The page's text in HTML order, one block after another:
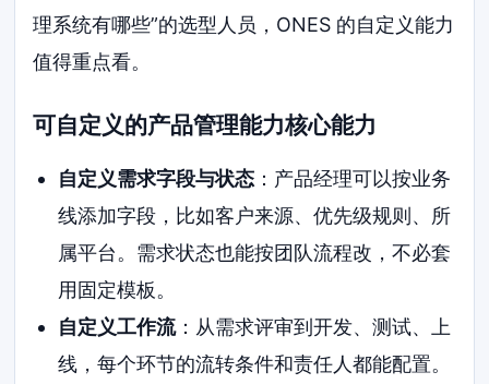
理系统有哪些”的选型人员，ONES 的自定义能力
值得重点看。
可自定义的产品管理能力核心能力
自定义需求字段与状态：产品经理可以按业务
线添加字段，比如客户来源、优先级规则、所
属平台。需求状态也能按团队流程改，不必套
用固定模板。
自定义工作流：从需求评审到开发、测试、上
线，每个环节的流转条件和责任人都能配置。